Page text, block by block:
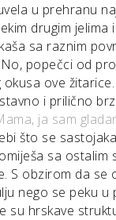
u prehranu
drugim jelima
sa raznim
popečci od
ove
i prilično
ja sam
što se
sa ostalim
S obzirom da se
nego se peku u
su hrskave